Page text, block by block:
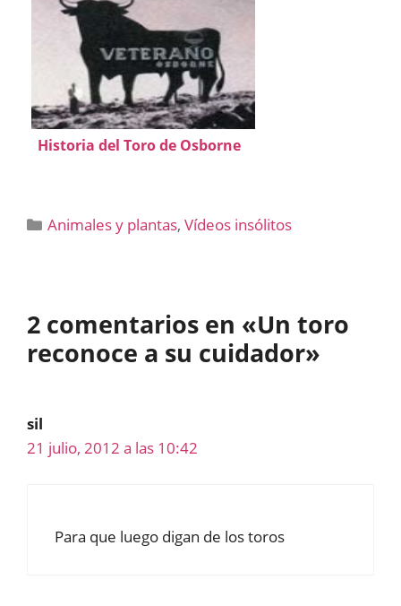
Historia del Toro de Osborne
Categorías
Animales y plantas,Vídeos insólitos
2 comentarios en «Un toro
reconoce a su cuidador»
sil
21 julio, 2012 a las 10:42
Para que luego digan de los toros